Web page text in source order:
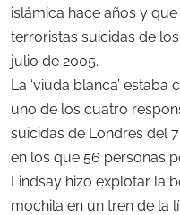
islámica hace años y
terroristas suicidas de
julio de 2005.
La ‘viuda blanca’ estaba
uno de los cuatro
suicidas de Londres del
en los que 56 personas
Lindsay hizo explotar la
mochila en un tren de la